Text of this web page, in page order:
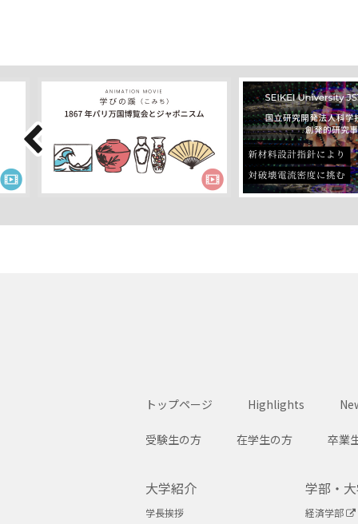
トップページ Highlights
受験生の方 在学生の方 卒業
大学紹介
学長挨拶
学部・
経済学部